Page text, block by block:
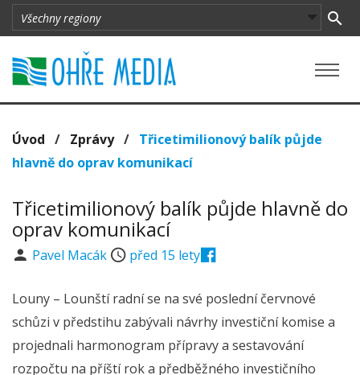
Úvod / Zprávy/ Třicetimilionový balík půjde
hlavně do oprav komunikací
Třicetimilionový balík půjde hlavně do
oprav komunikací
Pavel Macák před 15 lety
Louny – Lounští radní se na své poslední červnové
schůzi v předstihu zabývali návrhy investiční komise a
projednali harmonogram přípravy a sestavování
rozpočtu na příští rok a předběžného investičního